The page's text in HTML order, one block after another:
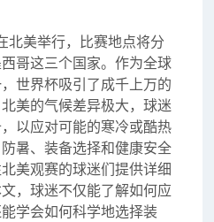
北美举行，比赛地点将分
哥这三个国家。作为全球
世界杯吸引了成千上万的
美的气候差异极大，球迷
以应对可能的寒冷或酷热
暑、装备选择和健康安全
美观赛的球迷们提供详细
，球迷不仅能了解如何应
学会如何科学地选择装